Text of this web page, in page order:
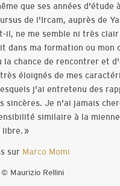
que ses années d'étude
de l'Ircam, auprès de
il, ne me semble ni très
dans ma formation ou mon
la chance de rencontrer et
éloignés de mes
j'ai entretenu des
sincères. Je n'ai jamais
similaire à la
»
sur Marco Momi
Maurizio Rellini